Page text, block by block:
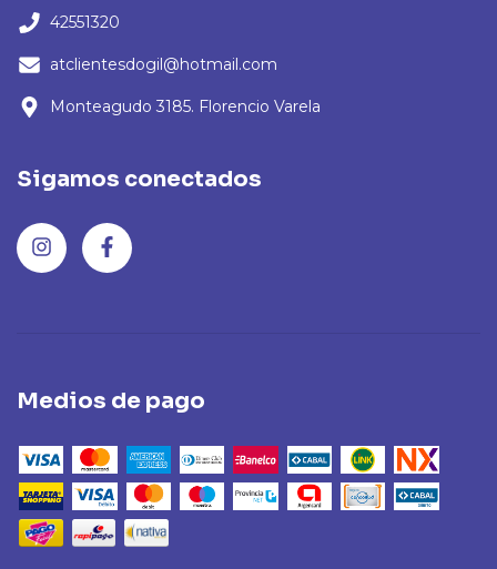
42551320
atclientesdogil@hotmail.com
Monteagudo 3185. Florencio Varela
Sigamos conectados
Medios de pago